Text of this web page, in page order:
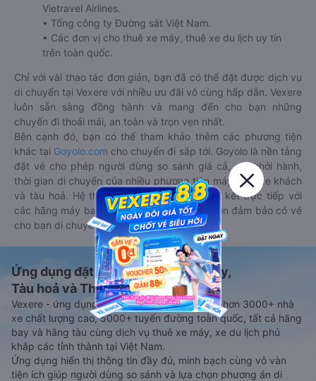
Vietravel Airlines.
• Tổng công ty Đường sắt Việt Nam.
• Các đơn vị cho thuê xe máy, thuê xe du lịch uy tín
trên toàn quốc.
Chỉ với vài thao tác đơn giản, bạn đã có thể đặt được dịch vụ
di chuyển tại Vexere với nhiều ưu đãi vô cùng hấp dẫn. Vexere
luôn sẵn sàng đồng hành và mang đến cho bạn những
chuyến đi thoải mái, an toàn và trọn vẹn nhất.
Bên cạnh đó, bạn có thể tham khảo thêm các phương tiện
khác tại Goyolo.com cho chuyến đi sắp tới. Goyolo là nền tảng
đặt vé cho phép người dùng so sánh giá cả, giờ khởi hành,
thời gian di chuyển của nhiều phương tiện máy bay, xe khách
và tàu hoả. Hệ thống của Goyolo được liên kết trực tiếp với
các hãng máy bay, xe khách và tàu hoả, luôn đảm bảo có vé
cho bạn di chuyển.
Ứng dụng đặt vé Xe khách, Máy bay,
Tàu hoả và Thuê xe
Vexere - ứng dụng đặt vé đa phương tiện với hơn 3000+ nhà
xe chất lượng cao, 5000+ tuyến đường toàn quốc, tất cả hãng
bay và hãng tàu cùng dịch vụ thuê xe máy, xe du lịch phủ
khắp các tỉnh thành tại Việt Nam.
Ứng dụng hiển thị thông tin đầy đủ, minh bạch cùng vô vàn
tiện ích giúp người dùng so sánh và lựa chọn phương án di